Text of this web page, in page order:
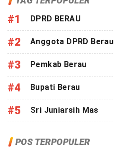
#1 DPRD BERAU
#2 Anggota DPRD Berau
#3 Pemkab Berau
#4 Bupati Berau
#5 Sri Juniarsih Mas
POS TERPOPULER